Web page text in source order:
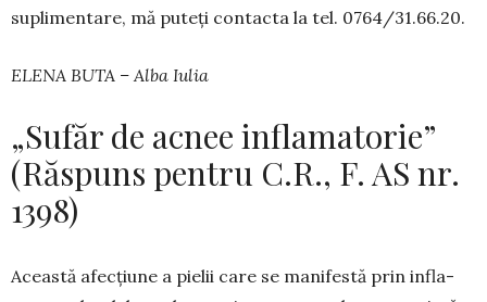
suplimentare, mă pu­teți contacta la tel. 0764/31.66.20.
ELENA BUTA – Alba Iulia
„Sufăr de acnee inflamatorie”
(Răspuns pentru C.R., F. AS nr.
1398)
Această afecțiune a pielii care se manifestă prin infla­